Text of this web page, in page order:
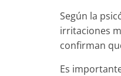
Según la
irritaciones
confirman
Es